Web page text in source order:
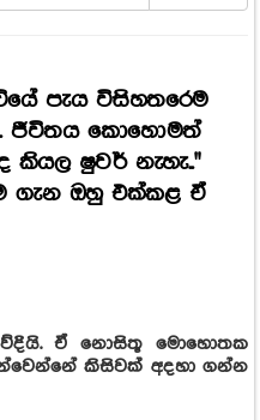
පැය විසිහතරෙම
ජීවිතය කොහොමත්
ෂුවර් නැහැ.."
ගැන ඔහු එක්කළ ඒ
ඒ නොසිතූ මොහොතක
කිසිවක් අදහා ගන්න